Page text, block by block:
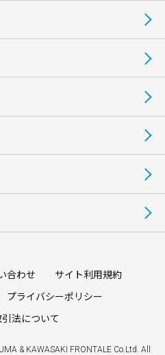
合わせ
サイト利用規約
プライバシーポリシー
法について
& KAWASAKI FRONTALE Co.Ltd. All